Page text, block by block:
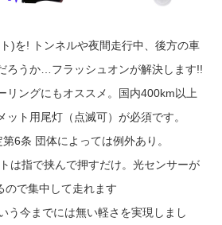
)を! トンネルや夜間走行中、後方の車
ろうか…フラッシュオンが解決します!!
リングにもオススメ。国内400km以上
ット用尾灯（点滅可）が必須です。
6条 団体によっては例外あり。
は指で挟んで押すだけ。光センサーが
ので集中して走れます
う今までには無い軽さを実現しまし